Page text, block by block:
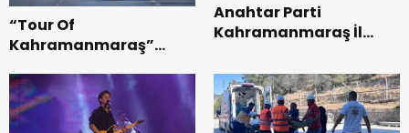
“Tour Of
Kahramanmaraş”
Bisikleti Turnuvası
Tamamlandı.
Anahtar Parti
Kahramanmaraş İl
Teşkilatı ile buluştu.